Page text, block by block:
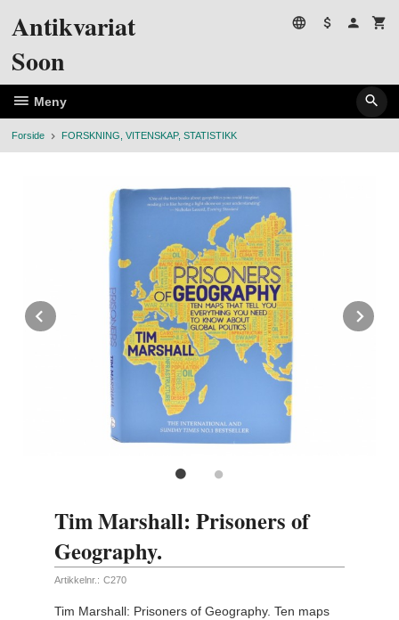
Antikvariat
Soon
Meny
Forside FORSKNING, VITENSKAP, STATISTIKK
Prev
Tim Marshall: Prisoners of
Geography.
Artikkelnr.: C270
Tim Marshall: Prisoners of Geography. Ten maps